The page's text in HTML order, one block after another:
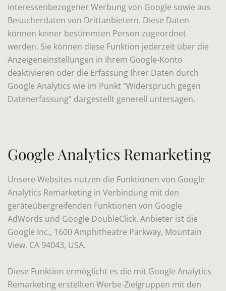
interessenbezogener Werbung von Google sowie aus
Besucherdaten von Drittanbietern. Diese Daten
können keiner bestimmten Person zugeordnet
werden. Sie können diese Funktion jederzeit über die
Anzeigeneinstellungen in Ihrem Google-Konto
deaktivieren oder die Erfassung Ihrer Daten durch
Google Analytics wie im Punkt “Widerspruch gegen
Datenerfassung” dargestellt generell untersagen.
Google Analytics Remarketing
Unsere Websites nutzen die Funktionen von Google
Analytics Remarketing in Verbindung mit den
geräteübergreifenden Funktionen von Google
AdWords und Google DoubleClick. Anbieter ist die
Google Inc., 1600 Amphitheatre Parkway, Mountain
View, CA 94043, USA.
Diese Funktion ermöglicht es die mit Google Analytics
Remarketing erstellten Werbe-Zielgruppen mit den